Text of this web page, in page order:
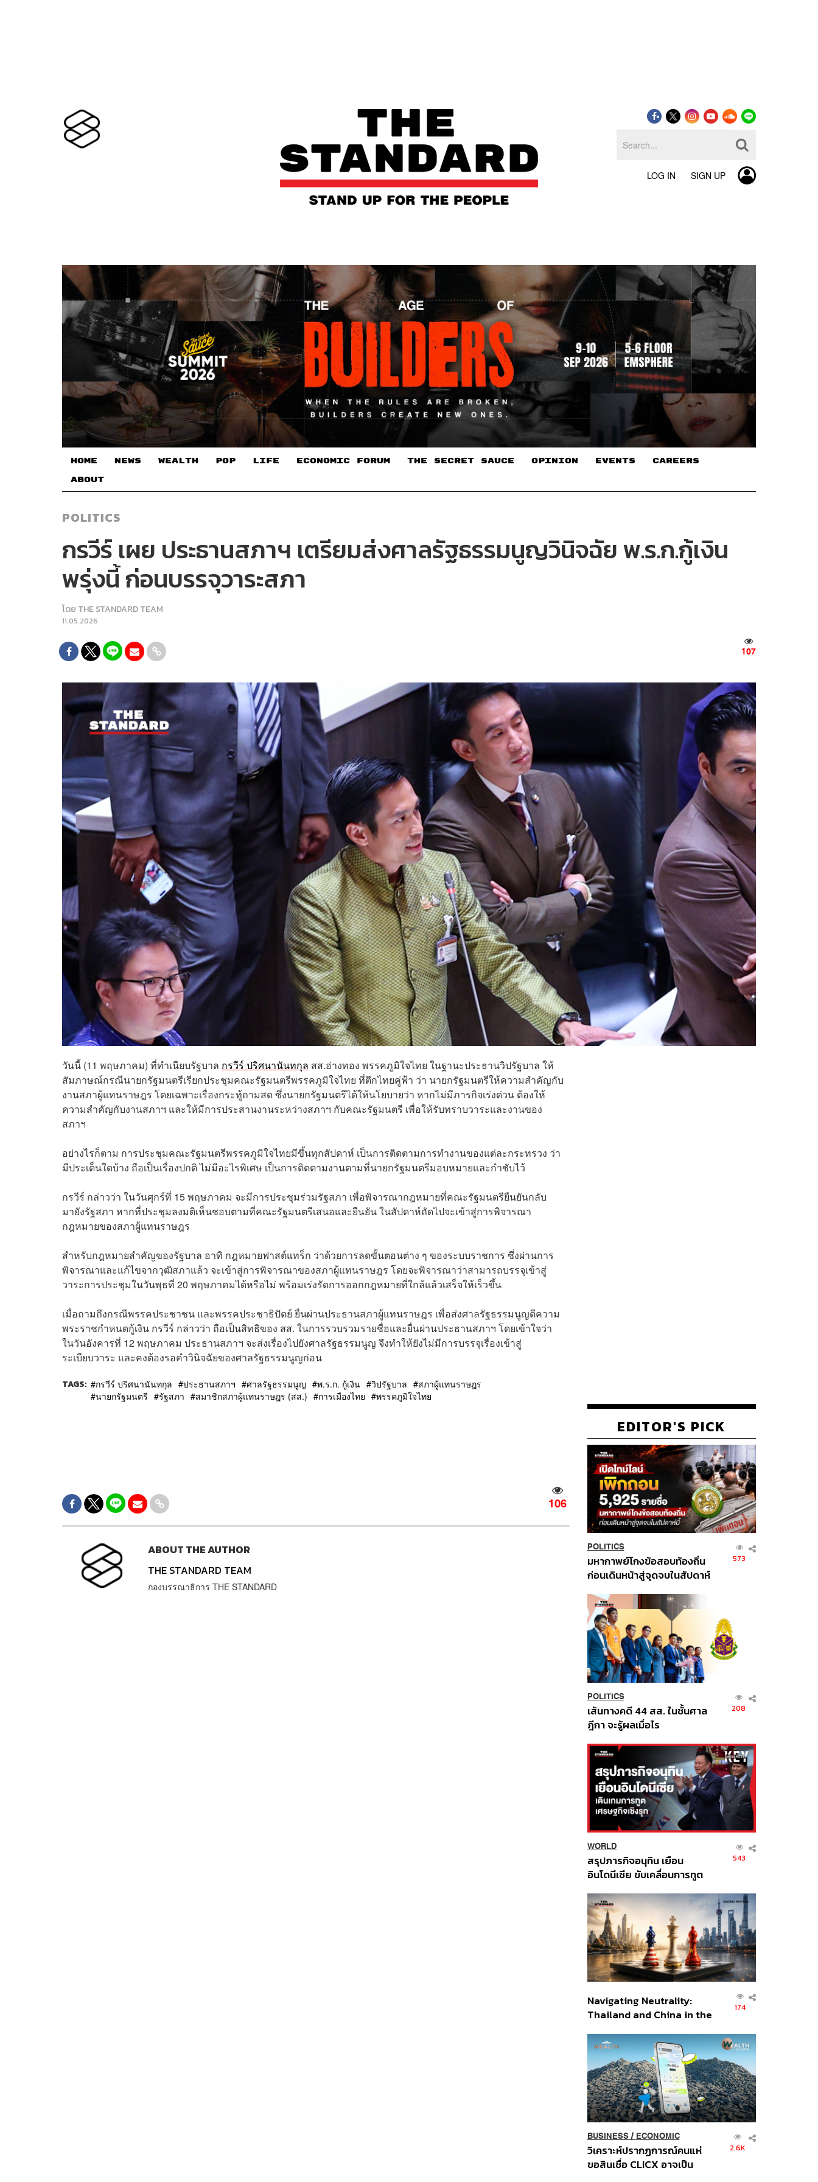
LOG IN SIGN UP
HOME NEWS WEALTH POP LIFE ECONOMIC FORUM THE SECRET SAUCE​ OPINION EVENTS CAREERS
ABOUT
POLITICS
กรวีร์ เผย ประธานสภาฯ เตรียมส่งศาลรัฐธรรมนูญวินิจฉัย พ.ร.ก.กู้เงิน
พรุ่งนี้ ก่อนบรรจุวาระสภา
โดย THE STANDARD TEAM
11.05.2026
107
วันนี้ (11 พฤษภาคม) ที่ทำเนียบรัฐบาล กรวีร์ ปริศนานันทกุล สส.อ่างทอง พรรคภูมิใจไทย ในฐานะประธานวิปรัฐบาล ให้
สัมภาษณ์กรณีนายกรัฐมนตรีเรียกประชุมคณะรัฐมนตรีพรรคภูมิใจไทย ที่ตึกไทยคู่ฟ้า ว่า นายกรัฐมนตรีให้ความสำคัญกับ
งานสภาผู้แทนราษฎร โดยเฉพาะเรื่องกระทู้ถามสด ซึ่งนายกรัฐมนตรีได้ให้นโยบายว่า หากไม่มีภารกิจเร่งด่วน ต้องให้
ความสำคัญกับงานสภาฯ และให้มีการประสานงานระหว่างสภาฯ กับคณะรัฐมนตรี เพื่อให้รับทราบวาระและงานของ
สภาฯ
อย่างไรก็ตาม การประชุมคณะรัฐมนตรีพรรคภูมิใจไทยมีขึ้นทุกสัปดาห์ เป็นการติดตามการทำงานของแต่ละกระทรวง ว่า
มีประเด็นใดบ้าง ถือเป็นเรื่องปกติ ไม่มีอะไรพิเศษ เป็นการติดตามงานตามที่นายกรัฐมนตรีมอบหมายและกำชับไว้
กรวีร์ กล่าวว่า ในวันศุกร์ที่ 15 พฤษภาคม จะมีการประชุมร่วมรัฐสภา เพื่อพิจารณากฎหมายที่คณะรัฐมนตรียืนยันกลับ
มายังรัฐสภา หากที่ประชุมลงมติเห็นชอบตามที่คณะรัฐมนตรีเสนอและยืนยัน ในสัปดาห์ถัดไปจะเข้าสู่การพิจารณา
กฎหมายของสภาผู้แทนราษฎร
สำหรับกฎหมายสำคัญของรัฐบาล อาทิ กฎหมายฟาสต์แทร็ก ว่าด้วยการลดขั้นตอนต่าง ๆ ของระบบราชการ ซึ่งผ่านการ
พิจารณาและแก้ไขจากวุฒิสภาแล้ว จะเข้าสู่การพิจารณาของสภาผู้แทนราษฎร โดยจะพิจารณาว่าสามารถบรรจุเข้าสู่
วาระการประชุมในวันพุธที่ 20 พฤษภาคมได้หรือไม่ พร้อมเร่งรัดการออกกฎหมายที่ใกล้แล้วเสร็จให้เร็วขึ้น
เมื่อถามถึงกรณีพรรคประชาชน และพรรคประชาธิปัตย์ ยื่นผ่านประธานสภาผู้แทนราษฎร เพื่อส่งศาลรัฐธรรมนูญตีความ
พระราชกำหนดกู้เงิน กรวีร์ กล่าวว่า ถือเป็นสิทธิของ สส. ในการรวบรวมรายชื่อและยื่นผ่านประธานสภาฯ โดยเข้าใจว่า
ในวันอังคารที่ 12 พฤษภาคม ประธานสภาฯ จะส่งเรื่องไปยังศาลรัฐธรรมนูญ จึงทำให้ยังไม่มีการบรรจุเรื่องเข้าสู่
ระเบียบวาระ และคงต้องรอคำวินิจฉัยของศาลรัฐธรรมนูญก่อน
TAGS: กรวีร์ ปริศนานันทกุล ประธานสภาฯ ศาลรัฐธรรมนูญ พ.ร.ก. กู้เงิน วิปรัฐบาล
สภาผู้แทนราษฎร
นายกรัฐมนตรี
รัฐสภา สมาชิกสภาผู้แทนราษฎร (สส.) การเมืองไทย พรรคภูมิใจไทย
106
ABOUT THE AUTHOR
THE STANDARD TEAM
กองบรรณาธิการ THE STANDARD
EDITOR'S PICK
POLITICS
มหากาพย์โกงข้อสอบท้องถิ่น
ก่อนเดินหน้าสู่จุดจบในสัปดาห์
573
POLITICS
เส้นทางคดี 44 สส. ในชั้นศาล
ฎีกา จะรู้ผลเมื่อไร
208
WORLD
สรุปภารกิจอนุทิน เยือน
อินโดนีเซีย ขับเคลื่อนการทูต
ส่วนยุทธศาสตร์ไทย –
อินโดนีเซีย
543
Navigating Neutrality:
Thailand and China in the
Order
174
BUSINESS/ ECONOMIC
วิเคราะห์ปรากฏการณ์คนแห่
ขอสินเชื่อ CLICX อาจเป็น
2.6K